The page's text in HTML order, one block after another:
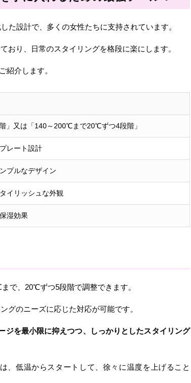
た設計で、多くの女性たちに支持されています。
おり、日常のスタイリングを格段に楽にします。
紹介します。
」又は「140～200℃まで20℃ずつ4段階」
レート設計
プルなデザイン
イリッシュな外観
湿効果
で、20℃ずつ5段階で調整できます。
グのニーズに応じた対応が可能です。
を最小限に抑えつつ、しっかりとしたスタイリング
、低温からスタートして、徐々に温度を上げること